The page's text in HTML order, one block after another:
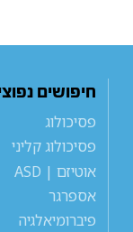
חיפושים
פסיכולוג
פסיכולוג קליני
אוטיזם | ASD
אספרגר
פיברומיאלגיה